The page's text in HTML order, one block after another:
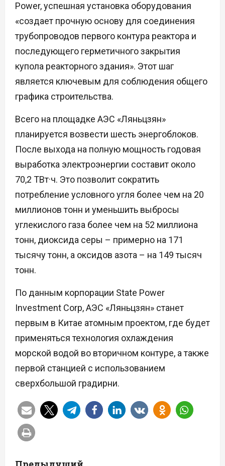
Power, успешная установка оборудования
«создает прочную основу для соединения
трубопроводов первого контура реактора и
последующего герметичного закрытия
купола реакторного здания». Этот шаг
является ключевым для соблюдения общего
графика строительства.
Всего на площадке АЭС «Ляньцзян»
планируется возвести шесть энергоблоков.
После выхода на полную мощность годовая
выработка электроэнергии составит около
70,2 ТВт·ч. Это позволит сократить
потребление условного угля более чем на 20
миллионов тонн и уменьшить выбросы
углекислого газа более чем на 52 миллиона
тонн, диоксида серы – примерно на 171
тысячу тонн, а оксидов азота – на 149 тысяч
тонн.
По данным корпорации State Power
Investment Corp, АЭС «Ляньцзян» станет
первым в Китае атомным проектом, где будет
применяться технология охлаждения
морской водой во вторичном контуре, а также
первой станцией с использованием
сверхбольшой градирни.
Н